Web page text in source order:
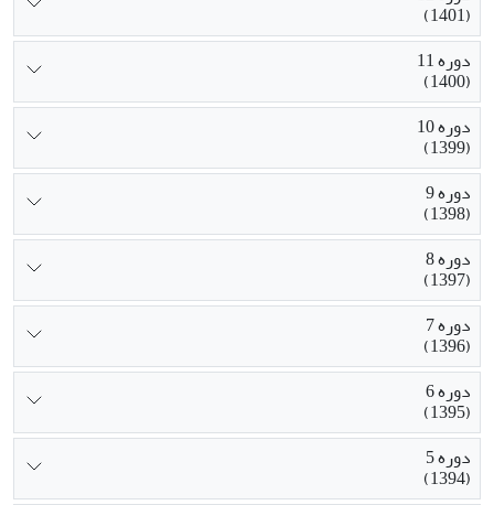
(1401)
دوره 11
(1400)
دوره 10
(1399)
دوره 9
(1398)
دوره 8
(1397)
دوره 7
(1396)
دوره 6
(1395)
دوره 5
(1394)